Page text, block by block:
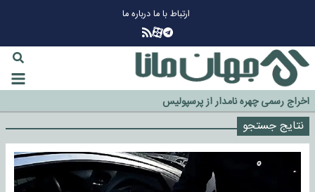
ارتباط با مادرباره ما
گزینه جدایی اوسمار روی میز مدیران پرسپولیس
آیا رئیس جمهور آمریکا قانون را دور می‌زند؟
اخراج رسمی چهره نامدار از پرسپولیس
سازمان اطلاعات سپاه: پروژه دولت ترامپ برای مهار چین، روسیه و اروپا شکست
خورد
نتایج جستجو